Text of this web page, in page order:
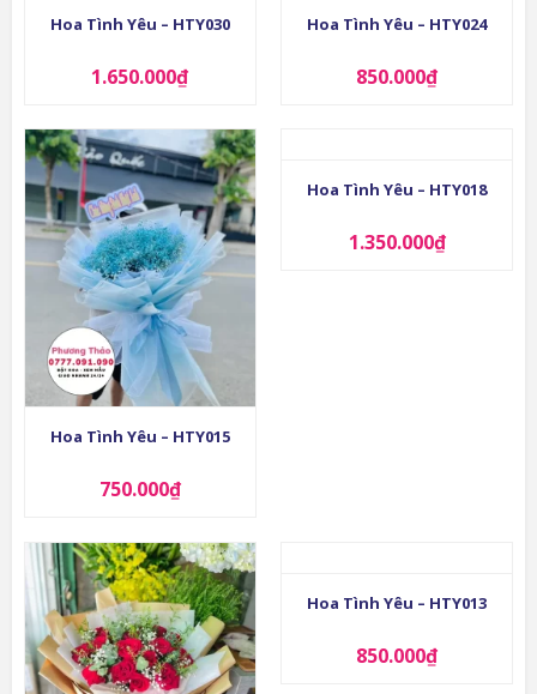
Hoa Tình Yêu – HTY030
1.650.000₫
Hoa Tình Yêu – HTY024
850.000₫
Hoa Tình Yêu – HTY015
750.000₫
Hoa Tình Yêu – HTY018
1.350.000₫
Hoa Tình Yêu – HTY013
850.000₫